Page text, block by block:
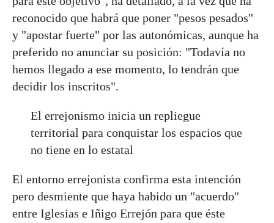
reconocido que habrá que poner "pesos pesados"
y "apostar fuerte" por las autonómicas, aunque ha
preferido no anunciar su posición: "Todavía no
hemos llegado a ese momento, lo tendrán que
decidir los inscritos".
El errejonismo inicia un repliegue
territorial para conquistar los espacios que
no tiene en lo estatal
El entorno errejonista confirma esta intención
pero desmiente que haya habido un "acuerdo"
entre Iglesias e Iñigo Errejón para que éste